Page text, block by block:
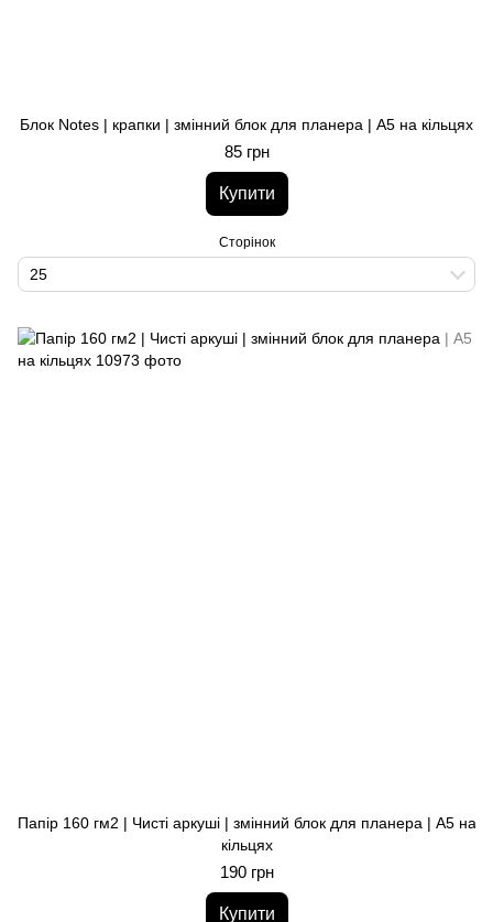
Блок Notes | крапки | змінний блок для планера | A5 на кільцях
85 грн
Купити
Сторінок
25
Папір 160 гм2 | Чисті аркуші | змінний блок для планера | A5 на
кільцях
190 грн
Купити